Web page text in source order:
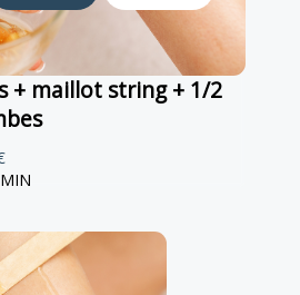
+ maillot string + 1/2